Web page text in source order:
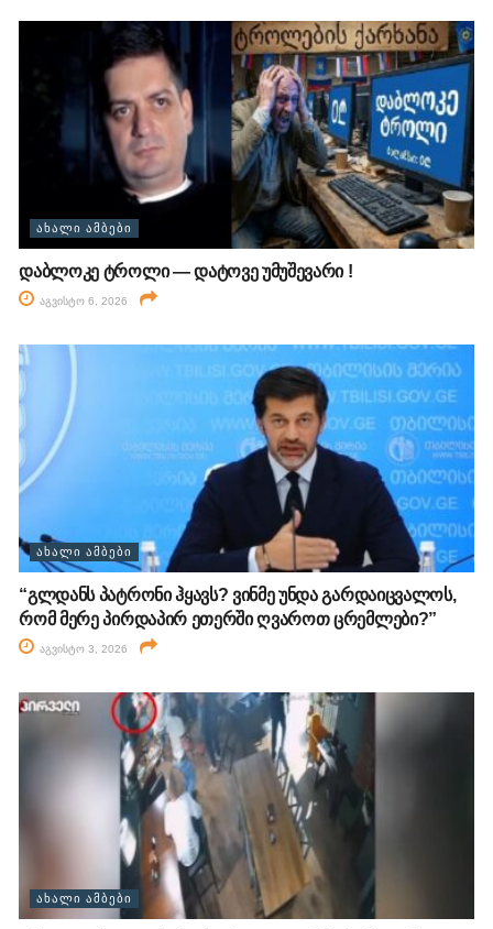
ᲐᲮᲐᲚᲘ ᲐᲛᲑᲔᲑᲘ
დაბლოკე ტროლი — დატოვე უმუშევარი !
აგვისტო 6, 2026
ᲐᲮᲐᲚᲘ ᲐᲛᲑᲔᲑᲘ
“გლდანს პატრონი ჰყავს? ვინმე უნდა გარდაიცვალოს,
რომ მერე პირდაპირ ეთერში ღვაროთ ცრემლები?”
აგვისტო 3, 2026
ᲐᲮᲐᲚᲘ ᲐᲛᲑᲔᲑᲘ